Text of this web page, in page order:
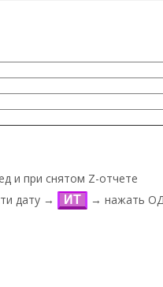
и при снятом Z-отчете
дату → ИТ → нажать